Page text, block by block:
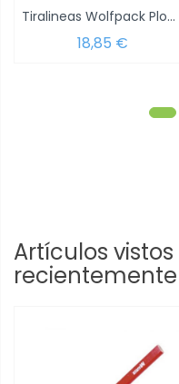
Tiralineas Wolfpack Plomada 30 metros+...
18,85 €
Artículos vistos
recientemente